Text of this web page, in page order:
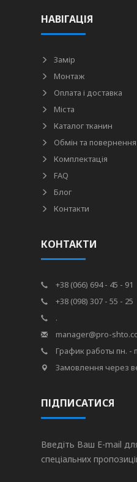
НАВІГАЦІЯ
Замір
Монтаж
Оплата і доставка
Міста
Каталог тканин
Обмін та повернення
Комплектація
FAQ
Блог
Контакти
КОНТАКТИ
+38 (066) 694 - 45 - 91
+38 (098) 307 - 55 - 25
.
manager@pro-
График работы пн. -
Замовлення через
ПІДПИСАТИСЯ
Введіть Ваш E-mail
спеціальних